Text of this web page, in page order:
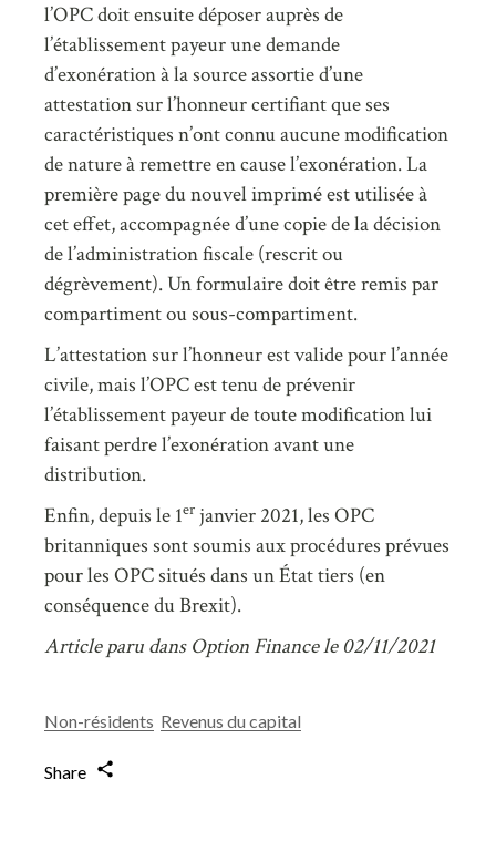
l’OPC doit ensuite déposer auprès de
l’établissement payeur une demande
d’exonération à la source assortie d’une
attestation sur l’honneur certifiant que ses
caractéristiques n’ont connu aucune modification
de nature à remettre en cause l’exonération. La
première page du nouvel imprimé est utilisée à
cet effet, accompagnée d’une copie de la décision
de l’administration fiscale (rescrit ou
dégrèvement). Un formulaire doit être remis par
compartiment ou sous-compartiment.
L’attestation sur l’honneur est valide pour l’année
civile, mais l’OPC est tenu de prévenir
l’établissement payeur de toute modification lui
faisant perdre l’exonération avant une
distribution.
Enfin, depuis le 1er janvier 2021, les OPC
britanniques sont soumis aux procédures prévues
pour les OPC situés dans un État tiers (en
conséquence du Brexit).
Article paru dans Option Finance le 02/11/2021
Non-résidents Revenus du capital
Share